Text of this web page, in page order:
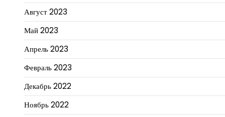
Август 2023
Май 2023
Апрель 2023
Февраль 2023
Декабрь 2022
Ноябрь 2022